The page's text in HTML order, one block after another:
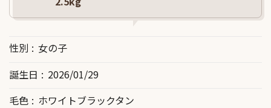
性別
女の子
誕生日
2026/01/29
毛色
ホワイトブラックタン